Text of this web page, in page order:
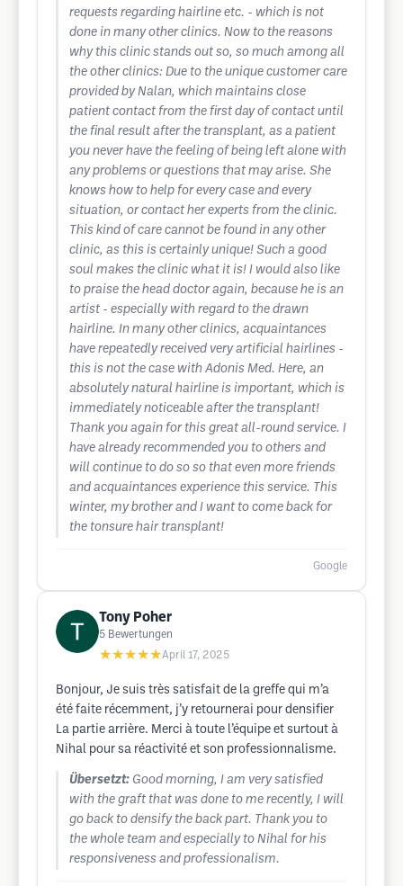
requests regarding hairline etc. - which is not
done in many other clinics. Now to the reasons
why this clinic stands out so, so much among all
the other clinics: Due to the unique customer care
provided by Nalan, which maintains close
patient contact from the first day of contact until
the final result after the transplant, as a patient
you never have the feeling of being left alone with
any problems or questions that may arise. She
knows how to help for every case and every
situation, or contact her experts from the clinic.
This kind of care cannot be found in any other
clinic, as this is certainly unique! Such a good
soul makes the clinic what it is! I would also like
to praise the head doctor again, because he is an
artist - especially with regard to the drawn
hairline. In many other clinics, acquaintances
have repeatedly received very artificial hairlines -
this is not the case with Adonis Med. Here, an
absolutely natural hairline is important, which is
immediately noticeable after the transplant!
Thank you again for this great all-round service. I
have already recommended you to others and
will continue to do so so that even more friends
and acquaintances experience this service. This
winter, my brother and I want to come back for
the tonsure hair transplant!
Google
Tony Poher
5 Bewertungen
★★★★★April 17, 2025
Bonjour, Je suis très satisfait de la greffe qui m’a
été faite récemment, j’y retournerai pour densifier
La partie arrière. Merci à toute l’équipe et surtout à
Nihal pour sa réactivité et son professionnalisme.
Übersetzt: Good morning, I am very satisfied
with the graft that was done to me recently, I will
go back to densify the back part. Thank you to
the whole team and especially to Nihal for his
responsiveness and professionalism.